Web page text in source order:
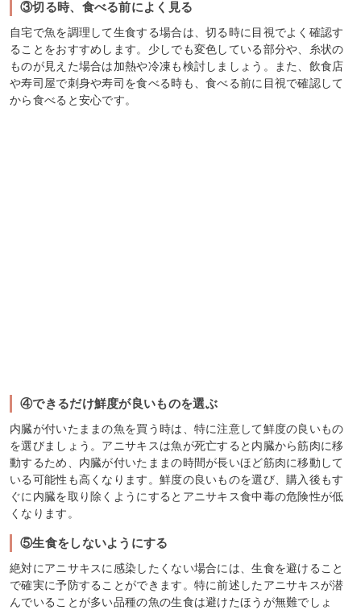
③切る時、食べる前によく見る
自宅で魚を調理して生食する場合は、切る時に目視でよく確認す
ることをおすすめします。少しでも変色している部分や、糸状の
ものが見えた場合は加熱や冷凍も検討しましょう。また、飲食店
や寿司屋で刺身や寿司を食べる時も、食べる前に目視で確認して
から食べると安心です。
④できるだけ鮮度が良いものを選ぶ
内臓が付いたままの魚を買う時は、特に注意して鮮度の良いもの
を選びましょう。アニサキスは魚が死亡すると内臓から筋肉に移
動するため、内臓が付いたままの時間が長いほど筋肉に移動して
いる可能性も高くなります。鮮度の良いものを選び、購入後もす
ぐに内臓を取り除くようにするとアニサキス食中毒の危険性が低
くなります。
⑤生食をしないようにする
絶対にアニサキスに感染したくない場合には、生食を避けること
で確実に予防することができます。特に前述したアニサキスが潜
んでいることが多い品種の魚の生食は避けたほうが無難でしょ